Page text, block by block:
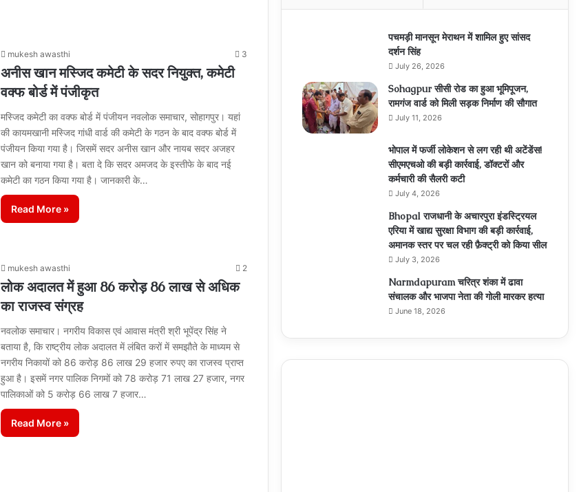
mukesh awasthi 3
अनीस खान मस्जिद कमेटी के सदर नियुक्त, कमेटी
वक्फ बोर्ड में पंजीकृत
मस्जिद कमेटी का वक्फ बोर्ड में पंजीयन नवलोक समाचार, सोहागपुर। यहां
की कायमखानी मस्जिद गांधी वार्ड की कमेटी के गठन के बाद वक्फ बोर्ड में
पंजीयन किया गया है। जिसमें सदर अनीस खान और नायब सदर अजहर
खान को बनाया गया है। बता दे कि सदर अमजद के इस्तीफे के बाद नई
कमेटी का गठन किया गया है। जानकारी के…
Read More »
mukesh awasthi 2
लोक अदालत में हुआ 86 करोड़ 86 लाख से अधिक
का राजस्व संग्रह
नवलोक समाचार। नगरीय विकास एवं आवास मंत्री श्री भूपेंद्र सिंह ने
बताया है, कि राष्ट्रीय लोक अदालत में लंबित करों में समझौते के माध्यम से
नगरीय निकायों को 86 करोड़ 86 लाख 29 हजार रुपए का राजस्व प्राप्त
हुआ है। इसमें नगर पालिक निगमों को 78 करोड़ 71 लाख 27 हजार, नगर
पालिकाओं को 5 करोड़ 66 लाख 7 हजार…
Read More »
पचमड़ी मानसून मेराथन में शामिल हुए सांसद
दर्शन सिंह
July 26, 2026
Sohagpur सीसी रोड का हुआ भूमिपूजन,
रामगंज वार्ड को मिली सड़क निर्माण की सौगात
July 11, 2026
भोपाल में फर्जी लोकेशन से लग रही थी अटेंडेंस!
सीएमएचओ की बड़ी कार्रवाई, डॉक्टरों और
कर्मचारी की सैलरी कटी
July 4, 2026
Bhopal राजधानी के अचारपुरा इंडस्ट्रियल
एरिया में खाद्य सुरक्षा विभाग की बड़ी कार्रवाई,
अमानक स्तर पर चल रही फ़ैक्ट्री को किया सील
July 3, 2026
Narmdapuram चरित्र शंका में ढावा
संचालक और भाजपा नेता की गोली मारकर हत्या
June 18, 2026